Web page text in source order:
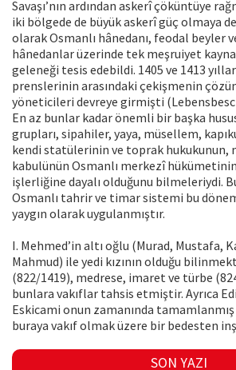
Savaşı’nın ardından askerî çöküntüye
iki bölgede de büyük askerî güç olmaya
olarak Osmanlı hânedanı, feodal beyler
hânedanlar üzerinde tek meşruiyet
geleneği tesis edebildi. 1405 ve 1413
prenslerinin arasındaki çekişmenin
yöneticileri devreye girmişti
En az bunlar kadar önemli bir başka
grupları, sipahiler, yaya, müsellem,
kendi statülerinin ve toprak hukukunun,
kabulünün Osmanlı merkezî hükümetinin
işlerliğine dayalı olduğunu bilmeleriydi.
Osmanlı tahrir ve timar sistemi bu
yaygın olarak uygulanmıştır.
I. Mehmed’in altı oğlu (Murad, Mustafa,
Mahmud) ile yedi kızının olduğu
(822/1419), medrese, imaret ve türbe
bunlara vakıflar tahsis etmiştir. Ayrıca
Eskicami onun zamanında
buraya vakıf olmak üzere bir bedesten
SON YAZI